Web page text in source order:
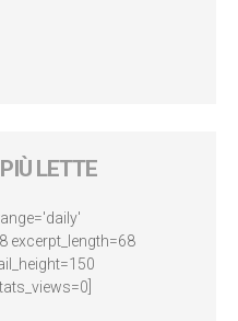
LETTE
excerpt_length=68